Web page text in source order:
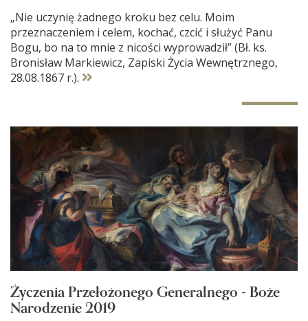
„Nie uczynię żadnego kroku bez celu. Moim
przeznaczeniem i celem, kochać, czcić i służyć Panu
Bogu, bo na to mnie z nicości wyprowadził” (Bł. ks.
Bronisław Markiewicz, Zapiski Życia Wewnętrznego,
28.08.1867 r.).
Życzenia Przełożonego Generalnego - Boże
Narodzenie 2019